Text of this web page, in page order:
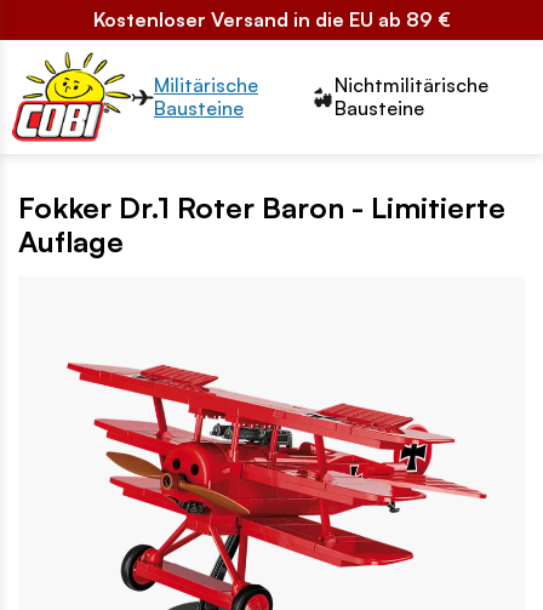
Kostenloser Versand in die EU ab 89 €
Przełącznik segmentów2
Militärische
Bausteine
Nichtmilitärische
Bausteine
Fokker Dr.1 Roter Baron - Limitierte
Auflage